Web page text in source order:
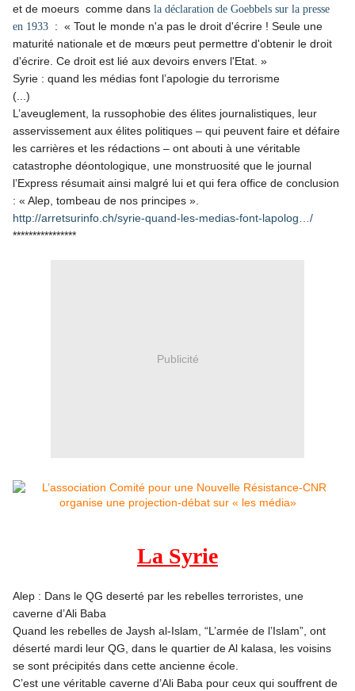
et de moeurs comme dans la déclaration de Goebbels sur la presse
en 1933 : « Tout le monde n'a pas le droit d'écrire ! Seule une
maturité nationale et de mœurs peut permettre d'obtenir le droit
d'écrire. Ce droit est lié aux devoirs envers l'Etat. »
Syrie : quand les médias font l’apologie du terrorisme
(...)
L’aveuglement, la russophobie des élites journalistiques, leur
asservissement aux élites politiques – qui peuvent faire et défaire
les carrières et les rédactions – ont abouti à une véritable
catastrophe déontologique, une monstruosité que le journal
l’Express résumait ainsi malgré lui et qui fera office de conclusion
: « Alep, tombeau de nos principes ».
http://arretsurinfo.ch/syrie-quand-les-medias-font-lapolog…/
****************
Publicité
La Syrie
Alep : Dans le QG deserté par les rebelles terroristes, une
caverne d’Ali Baba
Quand les rebelles de Jaysh al-Islam, “L’armée de l’Islam”, ont
déserté mardi leur QG, dans le quartier de Al kalasa, les voisins
se sont précipités dans cette ancienne école.
C’est une véritable caverne d’Ali Baba pour ceux qui souffrent de